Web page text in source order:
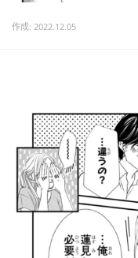
作成: 2022.12.05